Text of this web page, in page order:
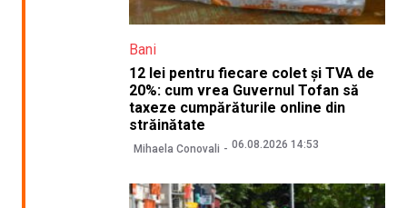
Bani
12 lei pentru fiecare colet și TVA de
20%: cum vrea Guvernul Tofan să
taxeze cumpărăturile online din
străinătate
Mihaela Conovali 06.08.2026 14:53